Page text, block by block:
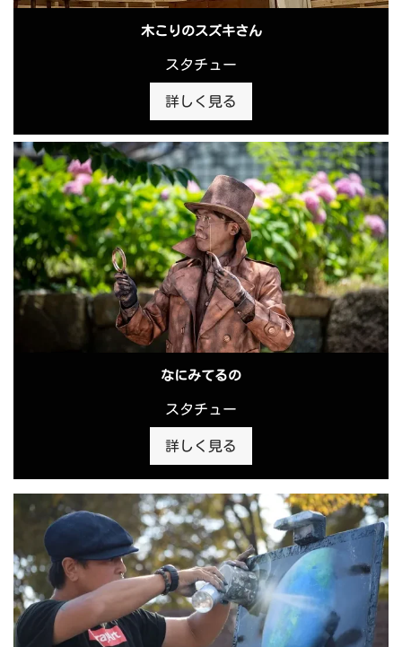
木こりのスズキさん
スタチュー
詳しく見る
なにみてるの
スタチュー
詳しく見る